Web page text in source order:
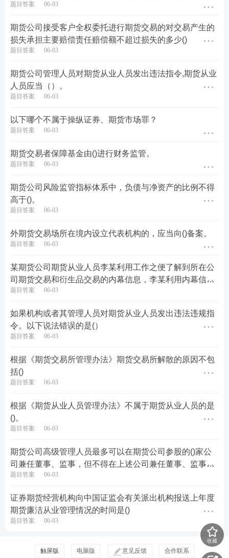
题目答案 06-03
期货公司接受客户全权委托进行期货交易的对交易产生的
损失承担主要赔偿责任赔偿额不超过损失的多少()
题目答案 06-03
期货公司管理人员对期货从业人员发出违法指令,期货从业
人员应当（）。
题目答案 06-03
以下哪个不属于操纵证券、期货市场罪？
题目答案 06-03
期货交易者保障基金由()进行财务监管。
题目答案 06-03
期货公司风险监管指标体系中，负债与净资产的比例不得
高于()。
题目答案 06-03
外期货交易场所在境内设立代表机构的，应当向()备案。
题目答案 06-03
某期货公司期货从业人员李某利用工作之便了解到所在公
司期货交易和衍生品交易的内幕信息，李某利用内幕信息
从事有关的期货交易和衍生品交易，违法所得40万元。可
题目答案 06-03
如果机构或者其管理人员对期货从业人员发出违法违规指
令。以下说法错误的是(）
题目答案 06-03
根据《期货交易所管理办法》期货交易所解散的原因不包
括()
题目答案 06-03
根据《期货从业人员管理办法》不属于期货从业人员的是
()。
题目答案 06-03
期货公司高级管理人员最多可以在期货公司参股的()家公
司兼任董事、监事，但不得在上述公司兼任董事、监事之
外的职务，不得在其他营利性机构兼职或者从事其他经营
题目答案 06-03
证券期货经营机构向中国证监会有关派出机构报送上年度
期货廉洁从业管理情况的时间是()
题目答案 06-03
收藏
触屏版 电脑版 意见反馈 合作联系